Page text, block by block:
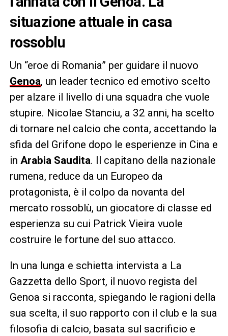
situazione attuale in casa
rossoblu
Un “eroe di Romania” per guidare il nuovo
Genoa, un leader tecnico ed emotivo scelto
per alzare il livello di una squadra che vuole
stupire. Nicolae Stanciu, a 32 anni, ha scelto
di tornare nel calcio che conta, accettando la
sfida del Grifone dopo le esperienze in Cina e
in Arabia Saudita. Il capitano della nazionale
rumena, reduce da un Europeo da
protagonista, è il colpo da novanta del
mercato rossoblù, un giocatore di classe ed
esperienza su cui Patrick Vieira vuole
costruire le fortune del suo attacco.
In una lunga e schietta intervista a La
Gazzetta dello Sport, il nuovo regista del
Genoa si racconta, spiegando le ragioni della
sua scelta, il suo rapporto con il club e la sua
filosofia di calcio, basata sul sacrificio e